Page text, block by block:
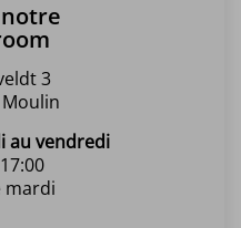
3
Moulin
au vendredi
mardi